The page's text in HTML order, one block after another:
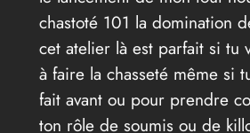
chastoté 101 la domination
cet atelier là est parfait si tu
à faire la chasseté même si
fait avant ou pour prendre
ton rôle de soumis ou de